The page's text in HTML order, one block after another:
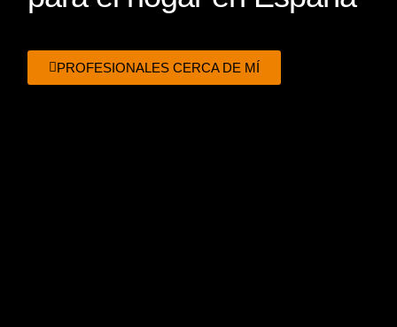
PROFESIONALES CERCA DE MÍ